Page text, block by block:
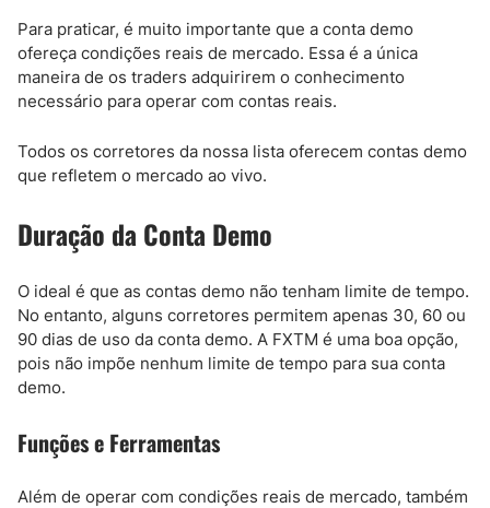
Para praticar, é muito importante que a conta demo
ofereça condições reais de mercado. Essa é a única
maneira de os traders adquirirem o conhecimento
necessário para operar com contas reais.
Todos os corretores da nossa lista oferecem contas demo
que refletem o mercado ao vivo.
Duração da Conta Demo
O ideal é que as contas demo não tenham limite de tempo.
No entanto, alguns corretores permitem apenas 30, 60 ou
90 dias de uso da conta demo. A FXTM é uma boa opção,
pois não impõe nenhum limite de tempo para sua conta
demo.
Funções e Ferramentas
Além de operar com condições reais de mercado, também